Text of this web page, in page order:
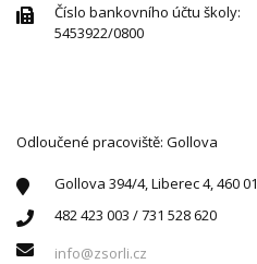
Číslo bankovního účtu školy:
5453922/0800
Odloučené pracoviště: Gollova
Gollova 394/4, Liberec 4, 460 01
482 423 003 / 731 528 620
info@zsorli.cz